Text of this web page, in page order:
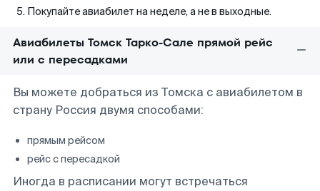
Покупайте авиабилет на неделе, а не в выходные.
Авиабилеты Томск Тарко-Сале прямой рейс
или с пересадками
Вы можете добраться из Томска с авиабилетом в
страну Россия двумя способами:
прямым рейсом
рейс с пересадкой
Иногда в расписании могут встречаться